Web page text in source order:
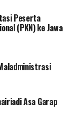
Peserta
(PKN) ke Jawa
Asa Garap